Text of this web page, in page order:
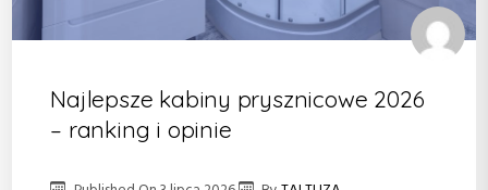
Najlepsze kabiny prysznicowe 2026
– ranking i opinie